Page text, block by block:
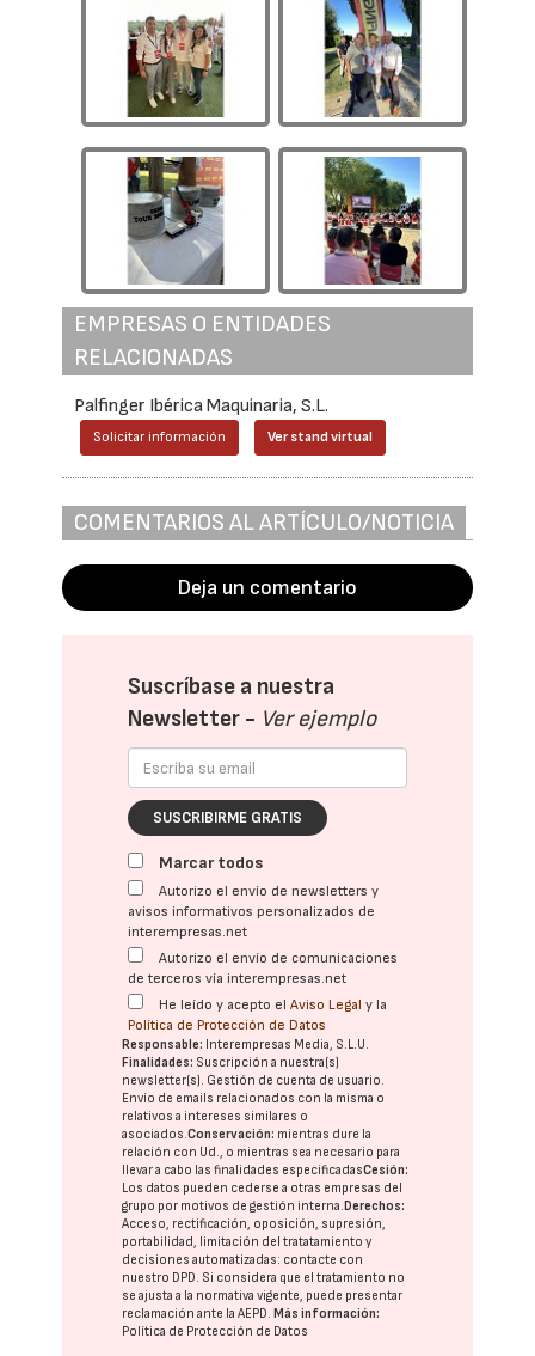
EMPRESAS O ENTIDADES
RELACIONADAS
Palfinger Ibérica Maquinaria, S.L.
Solicitar información Ver stand virtual
COMENTARIOS AL ARTÍCULO/NOTICIA
Deja un comentario
Suscríbase a nuestra
Newsletter - Ver ejemplo
SUSCRIBIRME GRATIS
Marcar todos
Autorizo el envío de newsletters y
avisos informativos personalizados de
interempresas.net
Autorizo el envío de comunicaciones
de terceros vía interempresas.net
He leído y acepto elAviso Legal y la
Política de Protección de Datos
Responsable: Interempresas Media, S.L.U.
Finalidades: Suscripción a nuestra(s)
newsletter(s). Gestión de cuenta de usuario.
Envío de emails relacionados con la misma o
relativos a intereses similares o
asociados.Conservación: mientras dure la
relación con Ud., o mientras sea necesario para
llevar a cabo las finalidades especificadasCesión:
Los datos pueden cederse a otras empresas del
grupo por motivos de gestión interna.Derechos:
Acceso, rectificación, oposición, supresión,
portabilidad, limitación del tratatamiento y
decisiones automatizadas: contacte con
nuestro DPD. Si considera que el tratamiento no
se ajusta a la normativa vigente, puede presentar
reclamación ante laAEPD.Más información:
Política de Protección de Datos